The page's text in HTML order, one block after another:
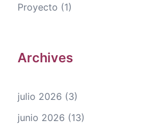
Proyecto (1)
Archives
julio 2026 (3)
junio 2026 (13)